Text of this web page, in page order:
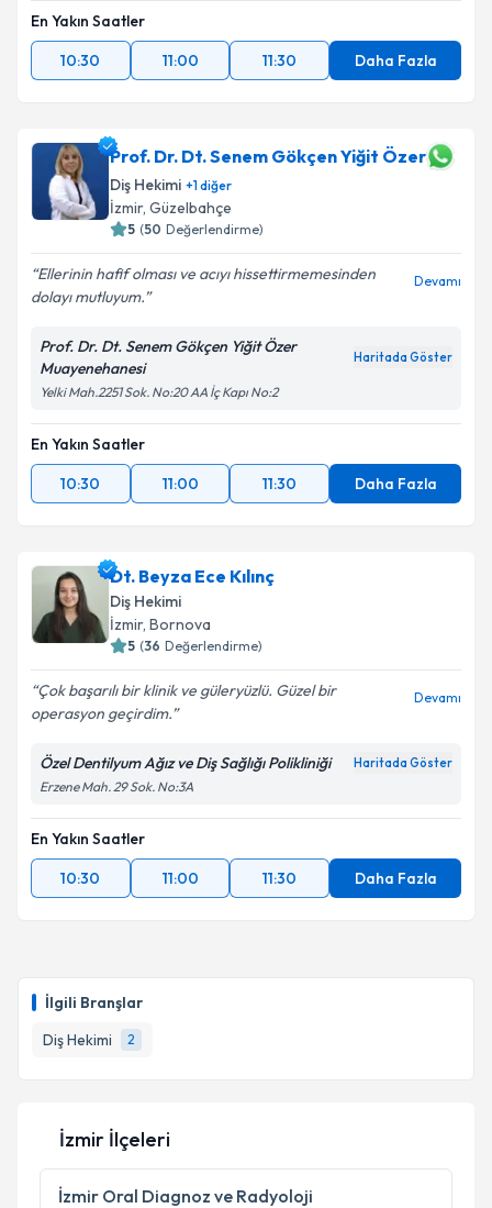
İlgili Branşlar
Diş Hekimi
2
En Yakın Saatler
10:30
11:00 11:30 Daha Fazla
Prof. Dr. Dt. Senem Gökçen Yiğit Özer
Diş Hekimi +1diğer
İzmir, Güzelbahçe
5 (50 Değerlendirme)
Ellerinin hafif olması ve acıyı hissettirmemesinden
dolayı mutluyum.
Devamı
Prof. Dr. Dt. Senem Gökçen Yiğit Özer
Muayenehanesi
Haritada Göster
Yelki Mah.2251 Sok. No:20 AA İç Kapı No:2
En Yakın Saatler
10:30
11:00 11:30 Daha Fazla
Dt. Beyza Ece Kılınç
Diş Hekimi
İzmir, Bornova
5 (36 Değerlendirme)
Çok başarılı bir klinik ve güleryüzlü. Güzel bir
operasyon geçirdim.
Devamı
Özel Dentilyum Ağız ve Diş Sağlığı Polikliniği Haritada Göster
Erzene Mah. 29 Sok. No:3A
En Yakın Saatler
10:30
11:00 11:30 Daha Fazla
İzmir İlçeleri
İzmir Oral Diagnoz ve Radyoloji